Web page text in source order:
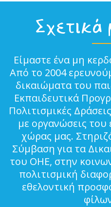
Είμαστε ένα μη
Από το 2004
δικαιώματα του
Εκπαιδευτικά
Πολιτισμικές
με οργανώσεις του
χώρας μας.
Σύμβαση για τα
του ΟΗΕ, στην
πολιτισμική
εθελοντική